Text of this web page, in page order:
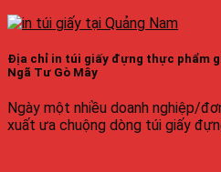
Địa chỉ in túi giấy đựng thực phẩm
Ngã Tư Gò Mây
Ngày một nhiều doanh nghiệp/
xuất ưa chuộng dòng túi giấy